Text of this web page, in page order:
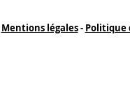
Mentions légales- Politique